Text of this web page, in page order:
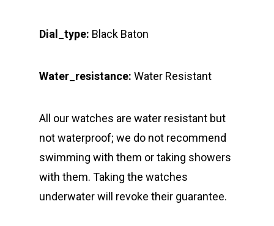
Dial_type: Black Baton
Water_resistance: Water Resistant
All our watches are water resistant but
not waterproof; we do not recommend
swimming with them or taking showers
with them. Taking the watches
underwater will revoke their guarantee.